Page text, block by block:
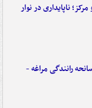
ناپایداری در نوار
رانندگی مراغه -